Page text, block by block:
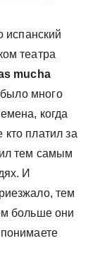
испанский
театра
mucha
было много
когда
платил за
тем самым
И
тем
больше они